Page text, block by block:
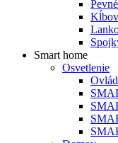
Pevné
Smart home
Osvetlenie